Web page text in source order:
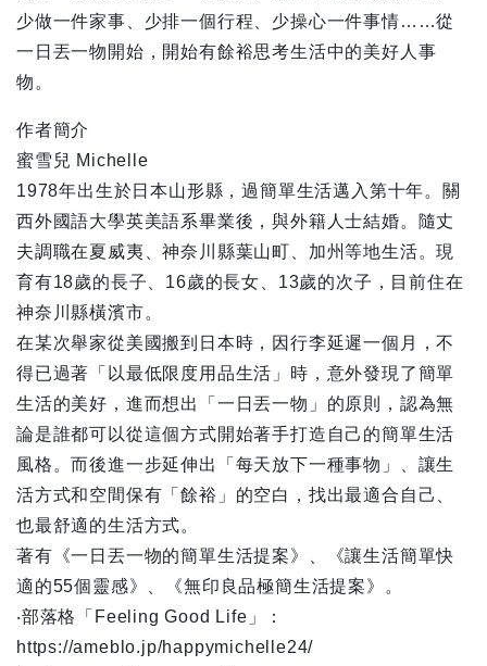
少做一件家事、少排一個行程、少操心一件事情……從
一日丟一物開始，開始有餘裕思考生活中的美好人事
物。
作者簡介
蜜雪兒 Michelle
1978年出生於日本山形縣，過簡單生活邁入第十年。關
西外國語大學英美語系畢業後，與外籍人士結婚。隨丈
夫調職在夏威夷、神奈川縣葉山町、加州等地生活。現
育有18歲的長子、16歲的長女、13歲的次子，目前住在
神奈川縣橫濱市。
在某次舉家從美國搬到日本時，因行李延遲一個月，不
得已過著「以最低限度用品生活」時，意外發現了簡單
生活的美好，進而想出「一日丟一物」的原則，認為無
論是誰都可以從這個方式開始著手打造自己的簡單生活
風格。而後進一步延伸出「每天放下一種事物」、讓生
活方式和空間保有「餘裕」的空白，找出最適合自己、
也最舒適的生活方式。
著有《一日丟一物的簡單生活提案》、《讓生活簡單快
適的55個靈感》、《無印良品極簡生活提案》。
‧部落格「Feeling Good Life」：
https://ameblo.jp/happymichelle24/